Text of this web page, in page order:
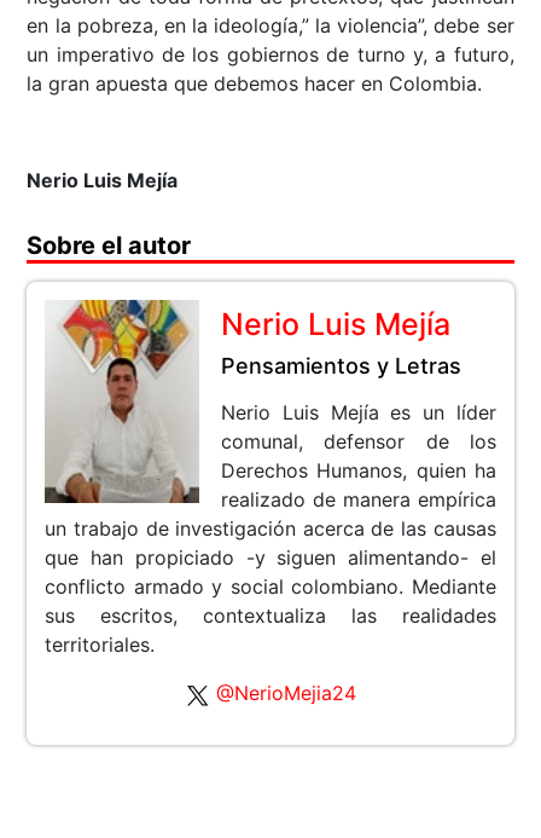
en la pobreza, en la ideología,” la violencia”, debe ser
un imperativo de los gobiernos de turno y, a futuro,
la gran apuesta que debemos hacer en Colombia.
Nerio Luis Mejía
Sobre el autor
Nerio Luis Mejía
Pensamientos y Letras
Nerio Luis Mejía es un líder
comunal, defensor de los
Derechos Humanos, quien ha
realizado de manera empírica
un trabajo de investigación acerca de las causas
que han propiciado -y siguen alimentando- el
conflicto armado y social colombiano. Mediante
sus escritos, contextualiza las realidades
territoriales.
@NerioMejia24